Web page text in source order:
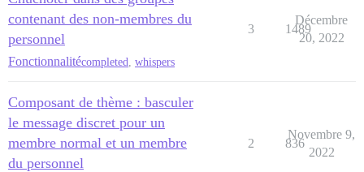
contenant des non-membres du
personnel
Fonctionnalitécompleted whispers
3 1489
Décembre
20, 2022
Composant de thème : basculer
le message discret pour un
membre normal et un membre
du personnel
2 836
Novembre 9,
2022